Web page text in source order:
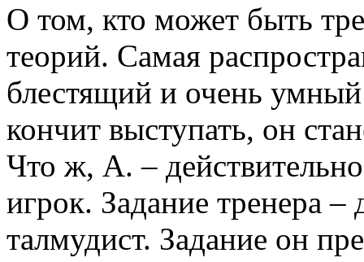
О том, кто может быть
теорий. Самая
блестящий и очень
кончит выступать, он
Что ж, А. –
игрок. Задание тренера –
талмудист. Задание он